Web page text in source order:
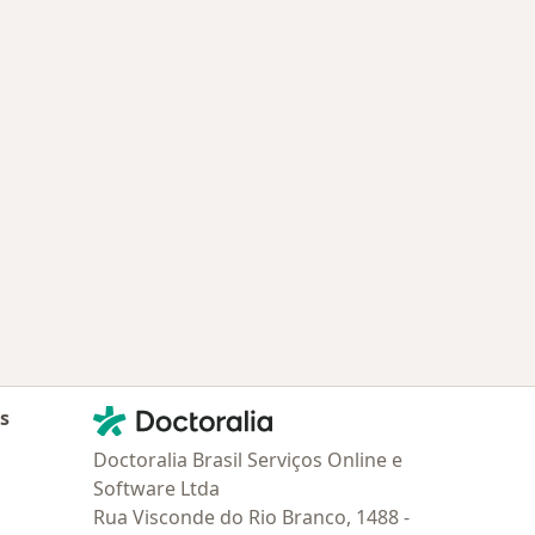
Contato
Doctoralia - Homepage
Doctoralia Brasil Serviços Online e
Software Ltda
Rua Visconde do Rio Branco, 1488 -